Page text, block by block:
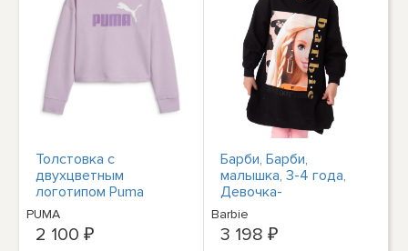
Толстовка с
двухцветным
логотипом Puma
Essentials для
молодых девушек
фиолетового цвета,
PUMA
2 100 ₽
Барби, Барби,
малышка, 3-4 года,
Девочка-
Капузенпулловер
Barbie
3 198 ₽